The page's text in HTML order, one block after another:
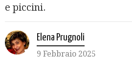
e piccini.
Elena Prugnoli
9 Febbraio 2025